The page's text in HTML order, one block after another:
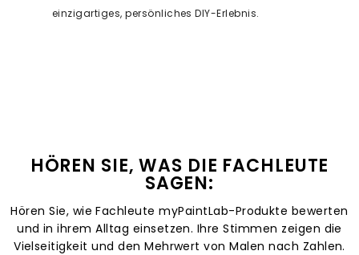
einzigartiges, persönliches DIY-Erlebnis.
HÖREN SIE, WAS DIE FACHLEUTE
SAGEN:
Hören Sie, wie Fachleute myPaintLab-Produkte bewerten
und in ihrem Alltag einsetzen. Ihre Stimmen zeigen die
Vielseitigkeit und den Mehrwert von Malen nach Zahlen.